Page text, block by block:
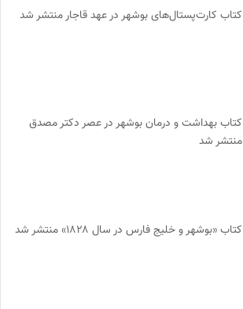
کتاب کارت‌پستال‌های بوشهر در عهد قاجار منتشر شد
کتاب بهداشت و درمان بوشهر در عصر دکتر مصدق
منتشر شد
کتاب «بوشهر و خلیج فارس در سال ۱۸۲۸» منتشر شد